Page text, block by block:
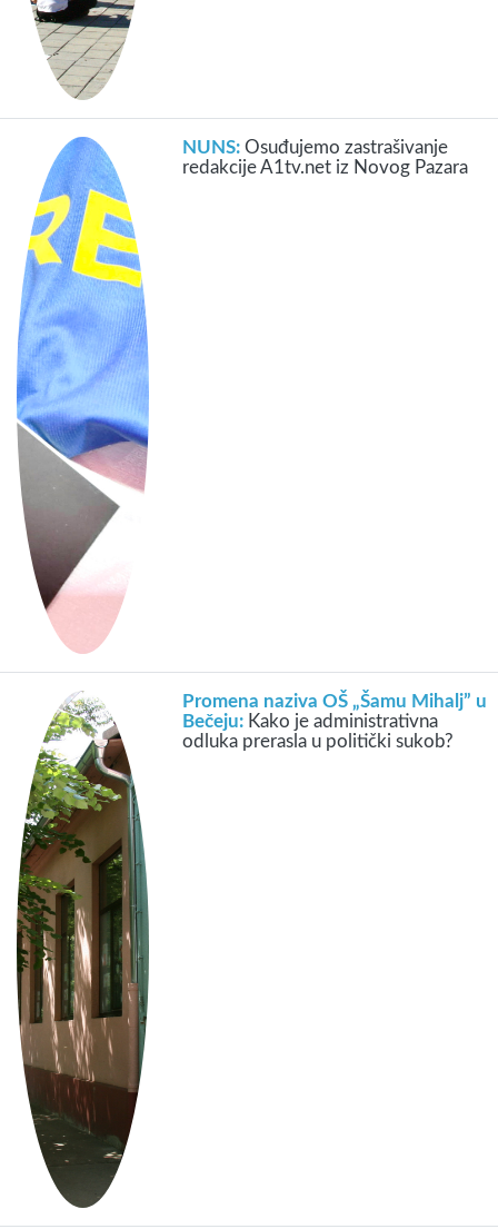
NUNS:Osuđujemo zastrašivanje
redakcije A1tv.net iz Novog Pazara
Promena naziva OŠ „Šamu Mihalj” u
Bečeju: Kako je administrativna
odluka prerasla u politički sukob?